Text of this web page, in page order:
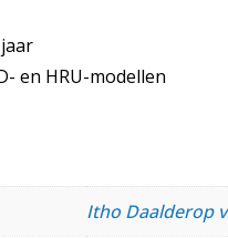
en HRU-modellen
Itho Daalderop